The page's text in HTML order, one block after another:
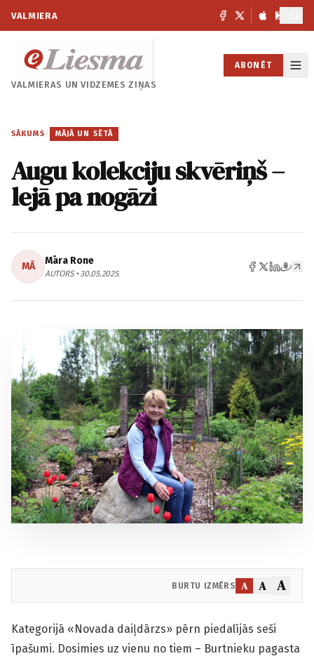
VALMIERA
VALMIERAS UNVIDZEMES ZIŅAS
ABONĒT
SĀKUMS / MĀJĀ UN SĒTĀ
Augu kolekciju skvēriņš –
lejā pa nogāzi
MĀ Māra Rone
AUTORS • 30.05.2025.
BURTU IZMĒRS A A A
Kategorijā «Novada daiļdārzs» pērn piedalījās seši
īpašumi. Dosimies uz vienu no tiem – Burtnieku pagasta